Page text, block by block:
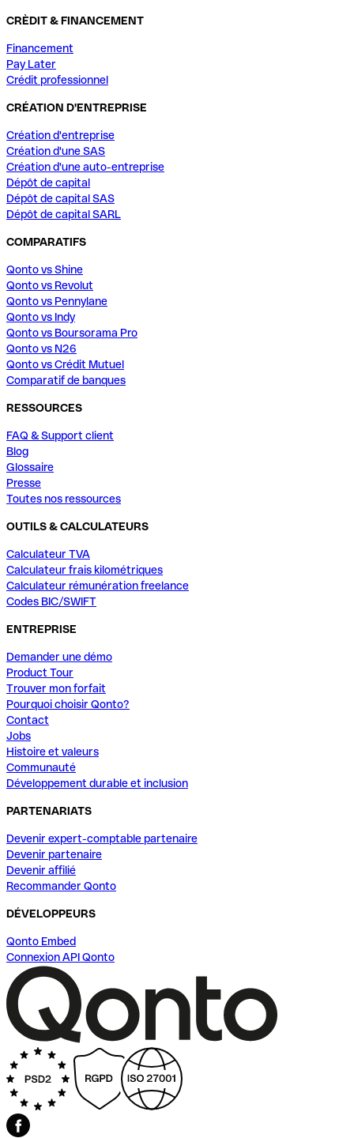
CRÈDIT & FINANCEMENT
Financement
Pay Later
Crédit professionnel
CRÉATION D'ENTREPRISE
Création d'entreprise
Création d'une SAS
Création d'une auto-entreprise
Dépôt de capital
Dépôt de capital SAS
Dépôt de capital SARL
COMPARATIFS
Qonto vs Shine
Qonto vs Revolut
Qonto vs Pennylane
Qonto vs Indy
Qonto vs Boursorama Pro
Qonto vs N26
Qonto vs Crédit Mutuel
Comparatif de banques
RESSOURCES
FAQ & Support client
Blog
Glossaire
Presse
Toutes nos ressources
OUTILS & CALCULATEURS
Calculateur TVA
Calculateur frais kilométriques
Calculateur rémunération freelance
Codes BIC/SWIFT
ENTREPRISE
Demander une démo
Product Tour
Trouver mon forfait
Pourquoi choisir Qonto?
Contact
Jobs
Histoire et valeurs
Communauté
Développement durable et inclusion
PARTENARIATS
Devenir expert-comptable partenaire
Devenir partenaire
Devenir affilié
Recommander Qonto
DÉVELOPPEURS
Qonto Embed
Connexion API Qonto